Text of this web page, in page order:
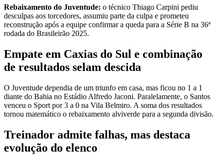
Rebaixamento do Juventude: o técnico Thiago Carpini pediu
desculpas aos torcedores, assumiu parte da culpa e prometeu
reconstrução após a equipe confirmar a queda para a Série B na 36ª
rodada do Brasileirão 2025.
Empate em Caxias do Sul e combinação
de resultados selam descida
O Juventude dependia de um triunfo em casa, mas ficou no 1 a 1
diante do Bahia no Estádio Alfredo Jaconi. Paralelamente, o Santos
venceu o Sport por 3 a 0 na Vila Belmiro. A soma dos resultados
tornou matemático o rebaixamento alviverde para a segunda divisão.
Treinador admite falhas, mas destaca
evolução do elenco